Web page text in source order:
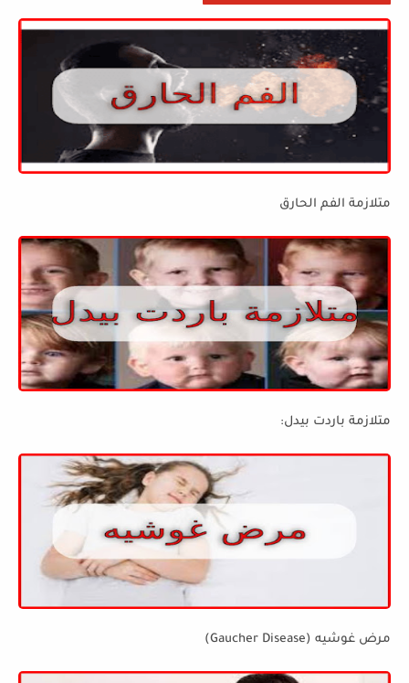
متلازمة الفم الحارق
متلازمة باردت بيدل:
مرض غوشيه (Gaucher Disease)